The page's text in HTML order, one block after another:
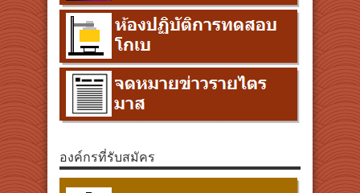
องค์กรที่รับสมัคร